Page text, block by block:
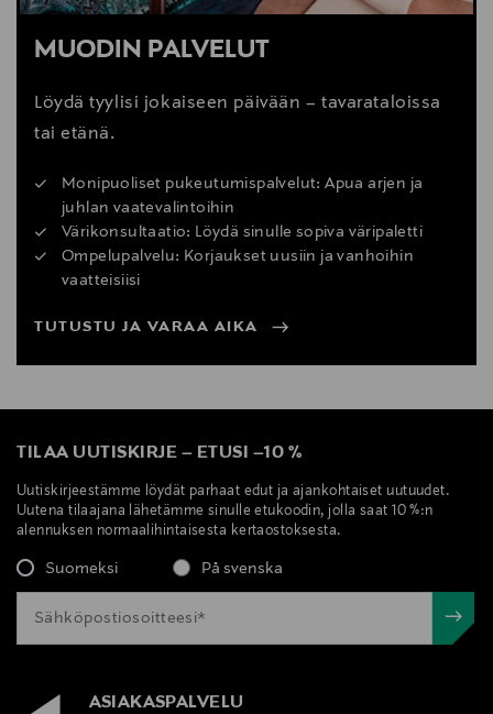
MUODIN PALVELUT
Löydä tyylisi jokaiseen päivään – tavarataloissa
tai etänä.
Monipuoliset pukeutumispalvelut: Apua arjen ja
juhlan vaatevalintoihin
Värikonsultaatio: Löydä sinulle sopiva väripaletti
Ompelupalvelu: Korjaukset uusiin ja vanhoihin
vaatteisiisi
TUTUSTU JA VARAA AIKA
TILAA UUTISKIRJE – ETUSI –10 %
Uutiskirjeestämme löydät parhaat edut ja ajankohtaiset uutuudet.
Uutena tilaajana lähetämme sinulle etukoodin, jolla saat 10 %:n
alennuksen normaalihintaisesta kertaostoksesta.
Suomeksi På svenska
ASIAKASPALVELU